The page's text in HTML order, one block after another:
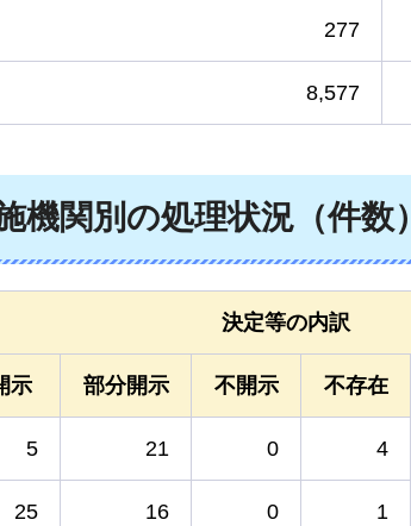
277
8,577
関別の処理状況（件数）
決定等の内訳
示 部分開示 不開示 不存在
5 21 0 4
25 16 0 1